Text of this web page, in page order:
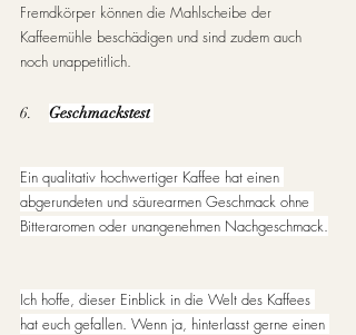
Fremdkörper können die Mahlscheibe der
Kaffeemühle beschädigen und sind zudem auch
noch unappetitlich.
6. Geschmackstest
Ein qualitativ hochwertiger Kaffee hat einen
abgerundeten und säurearmen Geschmack ohne
Bitteraromen oder unangenehmen Nachgeschmack.
Ich hoffe, dieser Einblick in die Welt des Kaffees
hat euch gefallen. Wenn ja, hinterlasst gerne einen